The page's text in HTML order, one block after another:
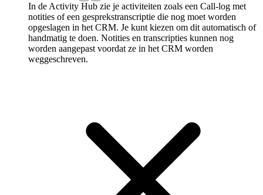
In de Activity Hub zie je activiteiten zoals een Call-log met
notities of een gespreks­transcriptie die nog moet worden
opgeslagen in het CRM. Je kunt kiezen om dit automatisch of
handmatig te doen. Notities en transcripties kunnen nog
worden aangepast voordat ze in het CRM worden
weggeschreven.